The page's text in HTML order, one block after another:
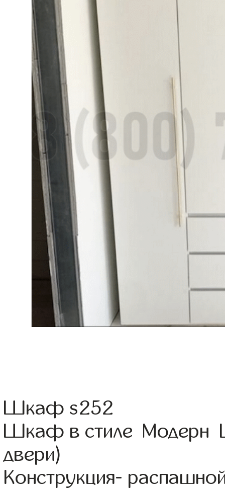
Шкаф s252
Шкаф в стиле Модерн
двери)
Конструкция-